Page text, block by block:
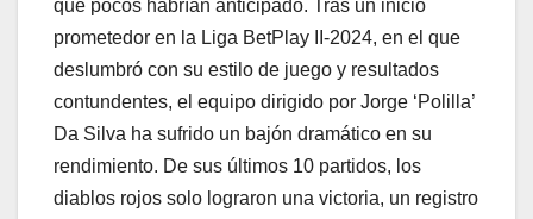
que pocos habrían anticipado. Tras un inicio
prometedor en la Liga BetPlay II-2024, en el que
deslumbró con su estilo de juego y resultados
contundentes, el equipo dirigido por Jorge ‘Polilla’
Da Silva ha sufrido un bajón dramático en su
rendimiento. De sus últimos 10 partidos, los
diablos rojos solo lograron una victoria, un registro